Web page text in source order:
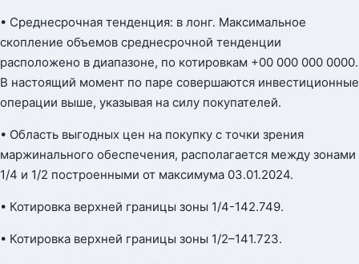
• Среднесрочная тенденция: в лонг. Максимальное
скопление объемов среднесрочной тенденции
расположено в диапазоне, по котировкам +00 000 000 0000.
В настоящий момент по паре совершаются инвестиционные
операции выше, указывая на силу покупателей.
• Область выгодных цен на покупку с точки зрения
маржинального обеспечения, располагается между зонами
1/4 и 1/2 построенными от максимума 03.01.2024.
• Котировка верхней границы зоны 1/4-142.749.
• Котировка верхней границы зоны 1/2–141.723.